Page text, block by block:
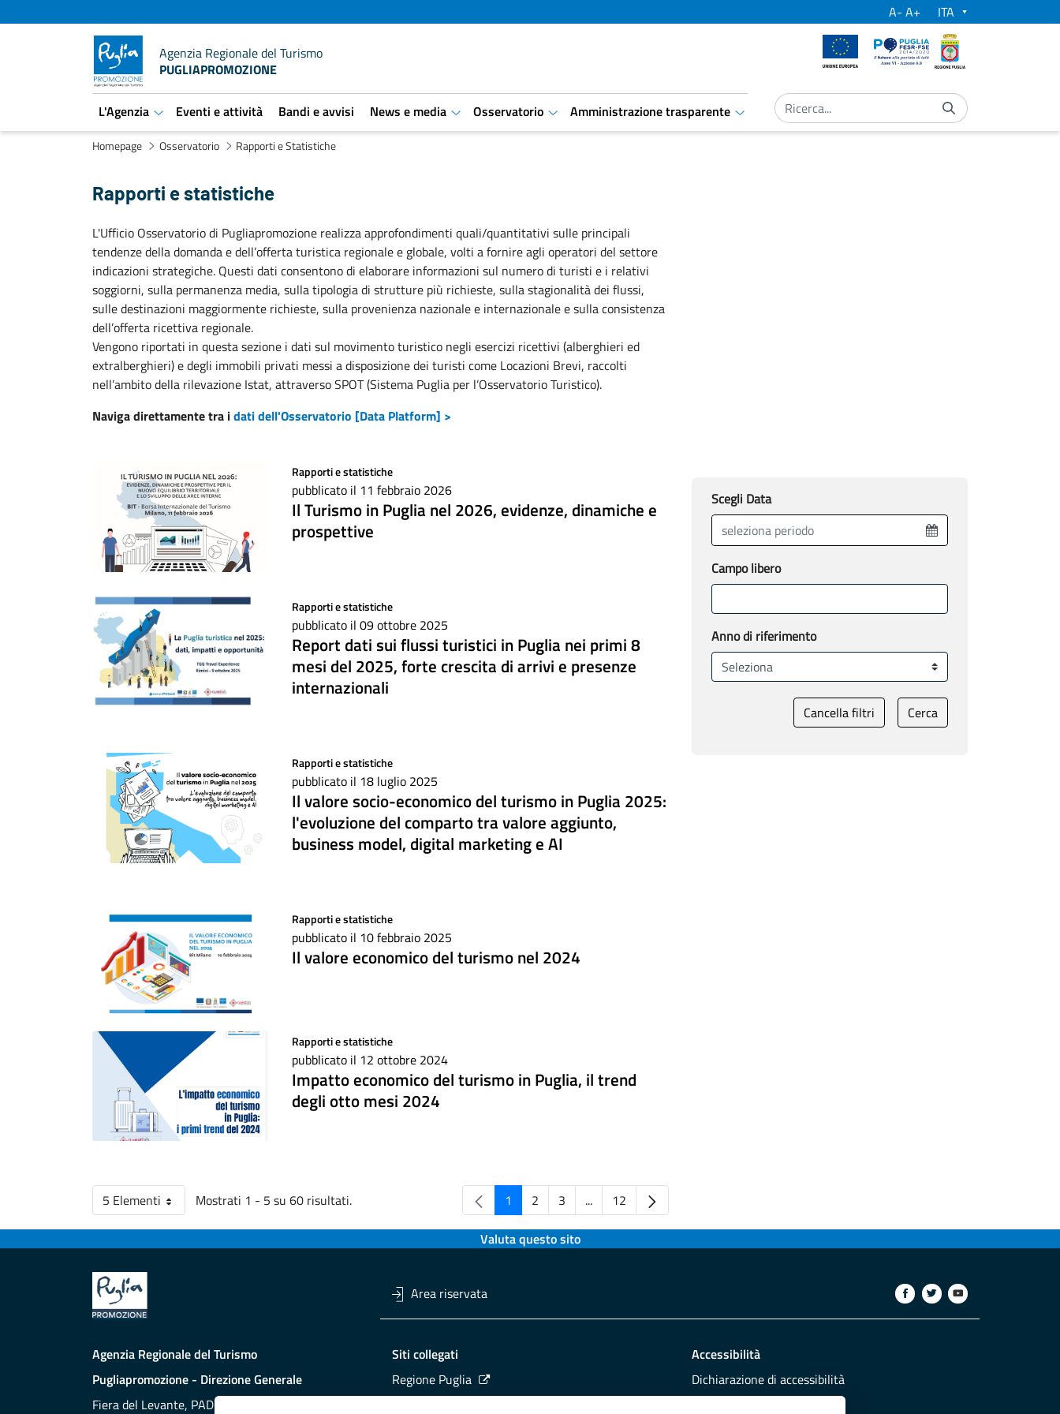
A- A+
Agenzia Regionale del Turismo
PUGLIAPROMOZIONE
Unione Europea Por Puglia
L'Agenzia
aret.open.submenu
Eventi e attività Bandi e avvisi News e media
aret.open.submenu
Osservatorio
aret.open.submenu
Amministrazione trasparente
aret.open.submenu
Homepage Osservatorio Rapporti e Statistiche
Rapporti e statistiche
L'Ufficio Osservatorio di Pugliapromozione realizza approfondimenti quali/quantitativi sulle principali
tendenze della domanda e dell’offerta turistica regionale e globale, volti a fornire agli operatori del settore
indicazioni strategiche. Questi dati consentono di elaborare informazioni sul numero di turisti e i relativi
soggiorni, sulla permanenza media, sulla tipologia di strutture più richieste, sulla stagionalità dei flussi,
sulle destinazioni maggiormente richieste, sulla provenienza nazionale e internazionale e sulla consistenza
dell’offerta ricettiva regionale.
Vengono riportati in questa sezione i dati sul movimento turistico negli esercizi ricettivi (alberghieri ed
extralberghieri) e degli immobili privati messi a disposizione dei turisti come Locazioni Brevi, raccolti
nell’ambito della rilevazione Istat, attraverso SPOT (Sistema Puglia per l’Osservatorio Turistico).
Naviga direttamente tra idati dell'Osservatorio [Data Platform] >
Rapporti e statistiche
pubblicato il 11 febbraio 2026
Il Turismo in Puglia nel 2026, evidenze, dinamiche e
prospettive
Rapporti e statistiche
pubblicato il 09 ottobre 2025
Report dati sui flussi turistici in Puglia nei primi 8
mesi del 2025, forte crescita di arrivi e presenze
internazionali
Rapporti e statistiche
pubblicato il 18 luglio 2025
Il valore socio-economico del turismo in Puglia 2025:
l'evoluzione del comparto tra valore aggiunto,
business model, digital marketing e AI
Rapporti e statistiche
pubblicato il 10 febbraio 2025
Il valore economico del turismo nel 2024
Rapporti e statistiche
pubblicato il 12 ottobre 2024
Impatto economico del turismo in Puglia, il trend
degli otto mesi 2024
5 ElementiPer pagina Mostrati 1 - 5 su 60 risultati. Pagina
1 Pagina
2 Pagina
3 ...
Pagine intermedie
Pagina
12
Scegli Data
Campo libero
Anno di riferimento
Cancella filtri Cerca
Valuta questo sito
Area riservata
Agenzia Regionale del Turismo
Pugliapromozione - Direzione Generale
Fiera del Levante, PAD. 172
Siti collegati
Regione Puglia
Accessibilità
Dichiarazione di accessibilità